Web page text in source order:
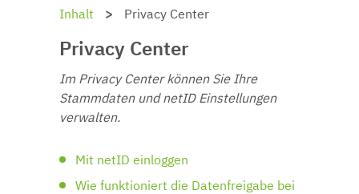
Inhalt
Privacy Center
Privacy Center
Im Privacy Center können Sie Ihre
Stammdaten und netID Einstellungen
verwalten.
Mit netID einloggen
Wie funktioniert die Datenfreigabe bei